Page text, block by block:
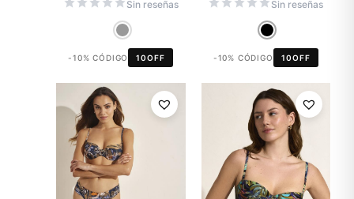
Sin reseñas
-10% CÓDIGO 10OFF
Sin reseñas
-10% CÓDIGO 10OFF